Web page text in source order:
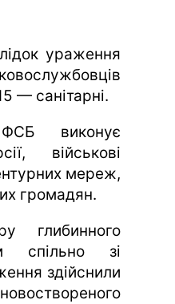
ураження
— санітарні.
виконує
військові
мереж,
громадян.
глибинного
спільно зі
здійснили